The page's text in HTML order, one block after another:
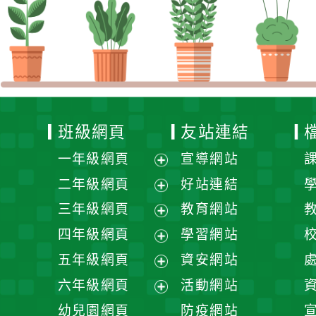
班級網頁
一年級網頁
展
開
選
單
二年級網頁
展
選
單
三年級網頁
展
選
單
四年級網頁
展
選
五年級網頁
展
六年級網頁
幼兒園網頁
友站連結
宣導網站
好站連結
教育網站
學習網站
資安網站
活動網站
防疫網站